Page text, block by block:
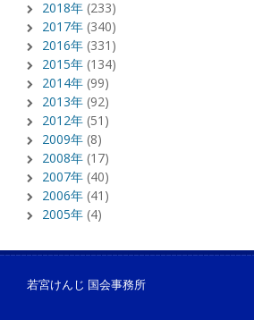
2018年 (233)
2017年 (340)
2016年 (331)
2015年 (134)
2014年 (99)
2013年 (92)
2012年 (51)
2009年 (8)
2008年 (17)
2007年 (40)
2006年 (41)
2005年 (4)
若宮けんじ 国会事務所